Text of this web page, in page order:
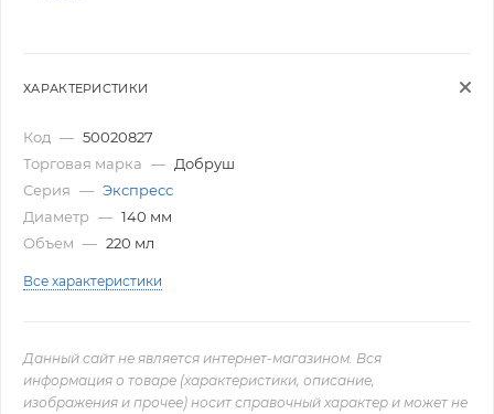
ХАРАКТЕРИСТИКИ
Код — 50020827
Торговая марка — Добруш
Серия — Экспресс
Диаметр — 140 мм
Объем — 220 мл
Все характеристики
Данный сайт не является интернет-магазином. Вся
информация о товаре (характеристики, описание,
изображения и прочее) носит справочный характер и может не